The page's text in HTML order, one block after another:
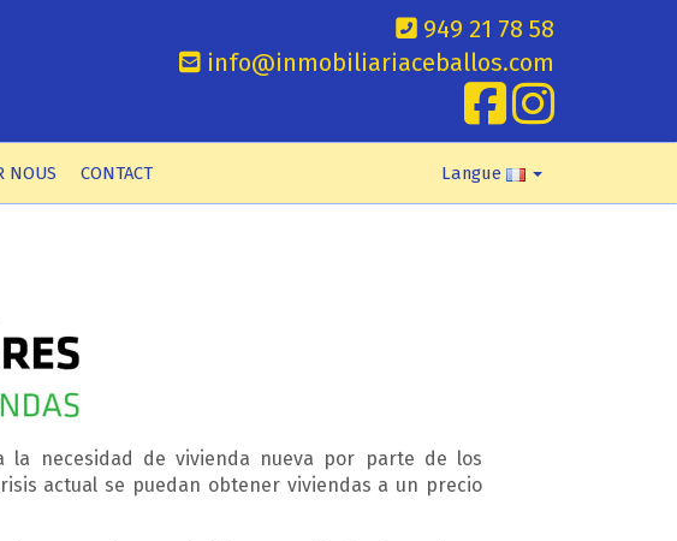
949 21 78 58
info@inmobiliariaceballos.com
NOUS CONTACT Langue
la necesidad de vivienda nueva por parte de los
actual se puedan obtener viviendas a un precio